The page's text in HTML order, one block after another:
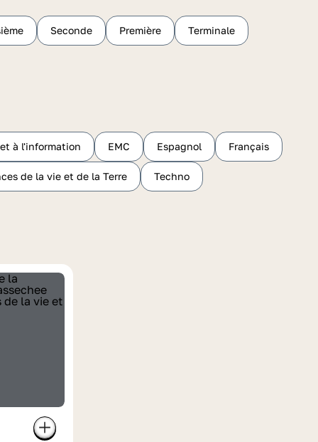
Seconde Première Terminale
à l'information EMC Espagnol Français
de la vie et de la Terre Techno